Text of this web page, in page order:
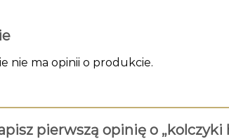
nie ma opinii o produkcie.
pierwszą opinię o „kolczyki